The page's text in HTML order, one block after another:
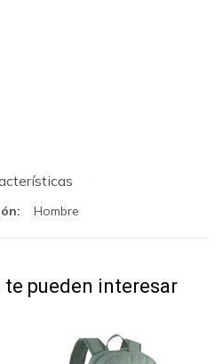
Hombre
pueden interesar